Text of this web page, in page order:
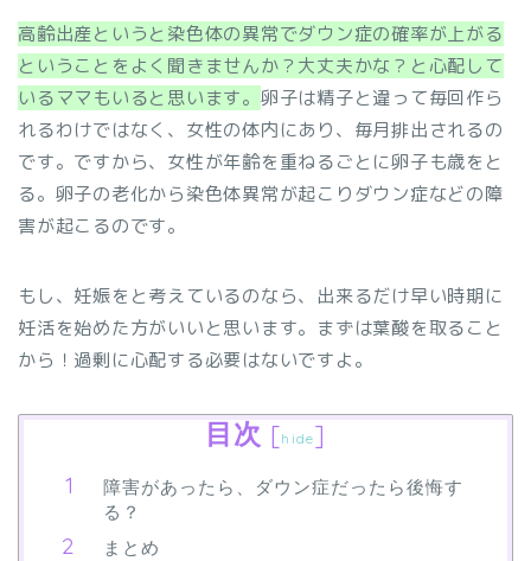
高齢出産というと染色体の異常でダウン症の確率が上がる
ということをよく聞きませんか？大丈夫かな？と心配して
いるママもいると思います。 卵子は精子と違って毎回作ら
れるわけではなく、女性の体内にあり、毎月排出されるの
です。ですから、女性が年齢を重ねるごとに卵子も歳をと
る。卵子の老化から染色体異常が起こりダウン症などの障
害が起こるのです。
もし、妊娠をと考えているのなら、出来るだけ早い時期に
妊活を始めた方がいいと思います。まずは葉酸を取ること
から！過剰に心配する必要はないですよ。
目次 [hide]
障害があったら、ダウン症だったら後悔す
る？
まとめ